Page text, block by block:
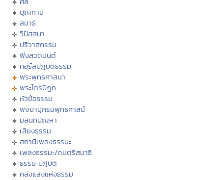
บุญทาน
สมาธิ
วิปัสสนา
ปริวาสกรรม
ฟังสวดมนต์
คอร์สปฏิบัติธรรม
พระพุทธศาสนา
พระไตรปิฏก
หัวข้อธรรม
พจนานุกรมพุทธศาสน์
มิลินทปัญหา
เสียงธรรม
สถานีเพลงธรรมะ
เพลงธรรมะ/ดนตรีสมาธิ
ธรรมะปฏิบัติ
คลังแสงแห่งธรรม